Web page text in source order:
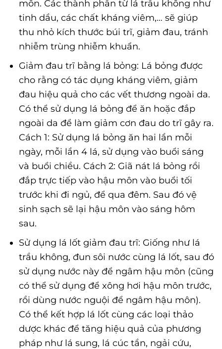
môn. Các thành phần từ lá trầu không như
tinh dầu, các chất kháng viêm,… sẽ giúp
thu nhỏ kích thước búi trĩ, giảm đau, tránh
nhiễm trùng nhiễm khuẩn.
Giảm đau trĩ bằng lá bỏng: Lá bỏng được
cho rằng có tác dụng kháng viêm, giảm
đau hiệu quả cho các vết thương ngoài da.
Có thể sử dụng lá bỏng để ăn hoặc đắp
ngoài da để làm giảm cơn đau do trĩ gây ra.
Cách 1: Sử dụng lá bỏng ăn hai lần mỗi
ngày, mỗi lần 4 lá, sử dụng vào buổi sáng
và buổi chiều. Cách 2: Giã nát lá bỏng rồi
đắp trực tiếp vào hậu môn vào buổi tối
trước khi đi ngủ, để qua đêm. Sau đó vệ
sinh sạch sẽ lại hậu môn vào sáng hôm
sau.
Sử dụng lá lốt giảm đau trĩ: Giống như lá
trầu không, đun sôi nước cùng lá lốt, sau đó
sử dụng nước này để ngâm hậu môn (cũng
có thể sử dụng để xông hơi hậu môn trước,
rồi dùng nước nguội để ngâm hậu môn).
Có thể kết hợp lá lốt cùng các loại thảo
dược khác để tăng hiệu quả của phương
pháp như lá sung, lá cúc tần, ngải cứu,